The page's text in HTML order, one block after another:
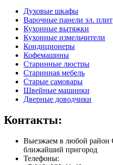
Духовые шкафы
Варочные панели эл. плит
Кухонные вытяжки
Кухонные измельчители
Кондиционеры
Кофемашины
Старинные люстры
Старинная мебель
Старые самовары
Швейные машинки
Дверные доводчики
Контакты:
Выезжаем в любой район
ближайший пригород
Телефоны: